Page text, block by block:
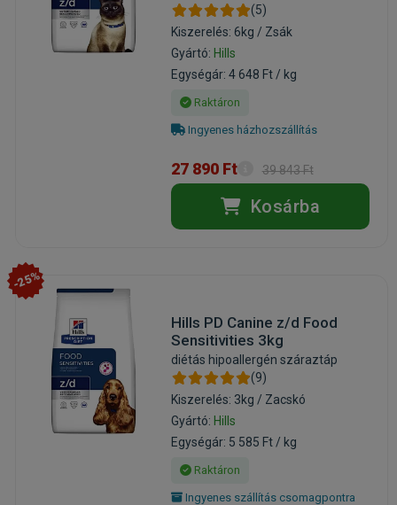
(5)
Kiszerelés: 6kg / Zsák
Gyártó: Hills
Egységár: 4 648 Ft / kg
Raktáron
Ingyenes házhozszállítás
27 890 Ft 39 843 Ft
Kosárba
-25%
Hills PD Canine z/d Food
Sensitivities 3kg
diétás hipoallergén száraztáp
(9)
Kiszerelés: 3kg / Zacskó
Gyártó: Hills
Egységár: 5 585 Ft / kg
Raktáron
Ingyenes szállítás csomagpontra